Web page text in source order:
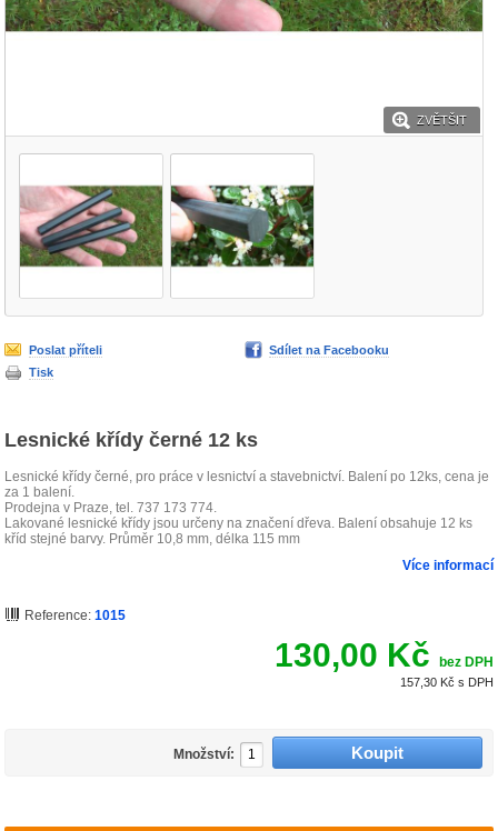
ZVĚTŠIT
Poslat příteli
Sdílet na Facebooku
Tisk
Lesnické křídy černé 12 ks
Lesnické křídy černé, pro práce v lesnictví a stavebnictví. Balení po 12ks, cena je
za 1 balení.
Prodejna v Praze, tel. 737 173 774.
Lakované lesnické křídy jsou určeny na značení dřeva. Balení obsahuje 12 ks
kříd stejné barvy. Průměr 10,8 mm, délka 115 mm
Více informací
Reference: 1015
130,00 Kč bez DPH
157,30 Kč s DPH
Množství: